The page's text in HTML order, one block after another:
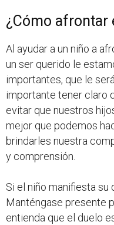
¿Cómo afrontar
Al ayudar a un niño a
un ser querido le
importantes, que le
importante tener claro
evitar que nuestros
mejor que podemos
brindarles nuestra
y comprensión.
Si el niño manifiesta su
Manténgase presente
entienda que el duelo